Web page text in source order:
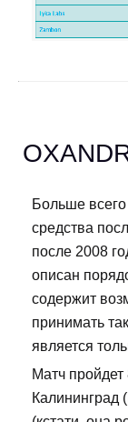
Больше
средства
после 2008
описан
содержит
принимать
является
Матч пройдет
Калининград